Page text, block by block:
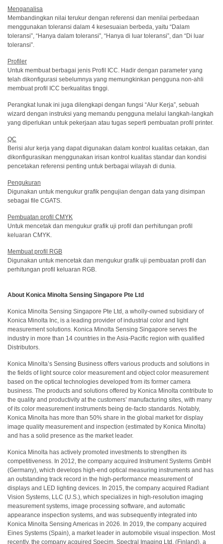
Glosarium
FAQ
Tentang
Kami
perusahaan
(ENG)
Unit
Bisnis
Penginderaan
(ENG)
Distributor
Apa
yang
Kami
Perjuangkan
Pojok
Layanan
Teknis
Berita
Hubungi
Kami
Menganalisa
Membandingkan nilai terukur dengan referensi dan menilai perbedaan
menggunakan toleransi dalam 4 kesesuaian berbeda, yaitu “Dalam
toleransi”, “Hanya dalam toleransi”, “Hanya di luar toleransi”, dan “Di luar
toleransi”.
Profiler
Untuk membuat berbagai jenis Profil ICC. Hadir dengan parameter yang
telah dikonfigurasi sebelumnya yang memungkinkan pengguna non-ahli
membuat profil ICC berkualitas tinggi.
Perangkat lunak ini juga dilengkapi dengan fungsi “Alur Kerja”, sebuah
wizard dengan instruksi yang memandu pengguna melalui langkah-langkah
yang diperlukan untuk pekerjaan atau tugas seperti pembuatan profil printer.
QC
Berisi alur kerja yang dapat digunakan dalam kontrol kualitas cetakan, dan
dikonfigurasikan menggunakan irisan kontrol kualitas standar dan kondisi
pencetakan referensi penting untuk berbagai wilayah di dunia.
Pengukuran
Digunakan untuk mengukur grafik pengujian dengan data yang disimpan
sebagai file CGATS.
Pembuatan profil CMYK
Untuk mencetak dan mengukur grafik uji profil dan perhitungan profil
keluaran CMYK.
Membuat profil RGB
Digunakan untuk mencetak dan mengukur grafik uji pembuatan profil dan
perhitungan profil keluaran RGB.
About Konica Minolta Sensing Singapore Pte Ltd
Konica Minolta Sensing Singapore Pte Ltd, a wholly-owned subsidiary of
Konica Minolta Inc, is a leading provider of industrial color and light
measurement solutions. Konica Minolta Sensing Singapore serves the
industry in more than 14 countries in the Asia-Pacific region with qualified
Distributors.
Konica Minolta’s Sensing Business offers various products and solutions in
the fields of light source color measurement and object color measurement
based on the optical technologies developed from its former camera
business. The products and solutions offered by Konica Minolta contribute to
the quality and productivity at the customers’ manufacturing sites, with many
of its color measurement instruments being de-facto standards. Notably,
Konica Minolta has more than 50% share in the global market for display
image quality measurement and inspection (estimated by Konica Minolta)
and has a solid presence as the market leader.
Konica Minolta has actively promoted investments to strengthen its
competitiveness. In 2012, the company acquired Instrument Systems GmbH
(Germany), which develops high-end optical measuring instruments and has
an outstanding track record in the high-performance measurement of
displays and LED lighting devices. In 2015, the company acquired Radiant
Vision Systems, LLC (U.S.), which specializes in high-resolution imaging
measurement systems, image processing software, and automatic
appearance inspection systems, and was subsequently integrated into
Konica Minolta Sensing Americas in 2026. In 2019, the company acquired
Eines Systems (Spain), a market leader in automobile visual inspection. Most
recently, the company acquired Specim, Spectral Imaging Ltd. (Finland), a